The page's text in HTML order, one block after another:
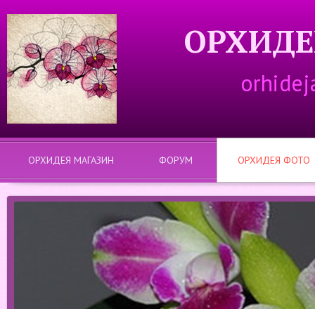
ОРХИДЕЯ МАГАЗИН ФОРУМ ОРХИДЕЯ ФОТО